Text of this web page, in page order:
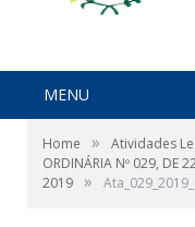
MENU
Home » Atividades
ORDINÁRIA Nº 029, DE
2019 »